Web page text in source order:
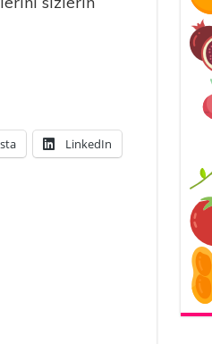
LinkedIn